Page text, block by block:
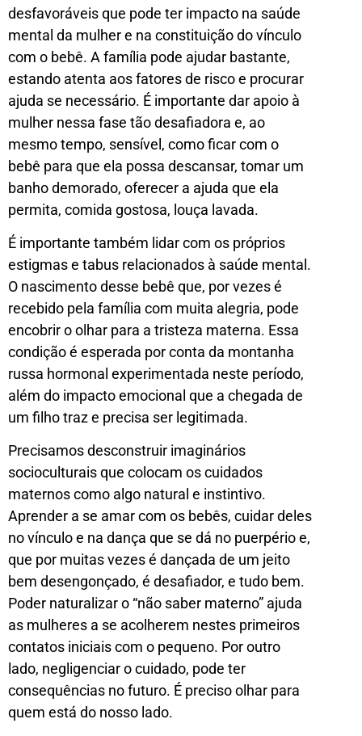
desfavoráveis que pode ter impacto na saúde
mental da mulher e na constituição do vínculo
com o bebê. A família pode ajudar bastante,
estando atenta aos fatores de risco e procurar
ajuda se necessário. É importante dar apoio à
mulher nessa fase tão desafiadora e, ao
mesmo tempo, sensível, como ficar com o
bebê para que ela possa descansar, tomar um
banho demorado, oferecer a ajuda que ela
permita, comida gostosa, louça lavada.
É importante também lidar com os próprios
estigmas e tabus relacionados à saúde mental.
O nascimento desse bebê que, por vezes é
recebido pela família com muita alegria, pode
encobrir o olhar para a tristeza materna. Essa
condição é esperada por conta da montanha
russa hormonal experimentada neste período,
além do impacto emocional que a chegada de
um filho traz e precisa ser legitimada.
Precisamos desconstruir imaginários
socioculturais que colocam os cuidados
maternos como algo natural e instintivo.
Aprender a se amar com os bebês, cuidar deles
no vínculo e na dança que se dá no puerpério e,
que por muitas vezes é dançada de um jeito
bem desengonçado, é desafiador, e tudo bem.
Poder naturalizar o “não saber materno” ajuda
as mulheres a se acolherem nestes primeiros
contatos iniciais com o pequeno. Por outro
lado, negligenciar o cuidado, pode ter
consequências no futuro. É preciso olhar para
quem está do nosso lado.